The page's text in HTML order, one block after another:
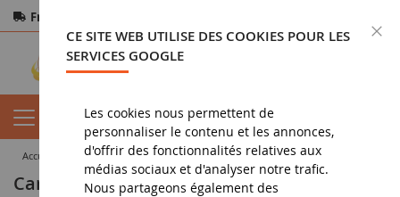
Frais de port offerts
Paiement sécurisé Retours
accueil vehicule miniature Caravane et remorque
Caravane et remorque - Caravane
CE SITE WEB UTILISE DES COOKIES POUR LES
SERVICES GOOGLE
Les cookies nous permettent de
personnaliser le contenu et les annonces,
d'offrir des fonctionnalités relatives aux
médias sociaux et d'analyser notre trafic.
Nous partageons également des